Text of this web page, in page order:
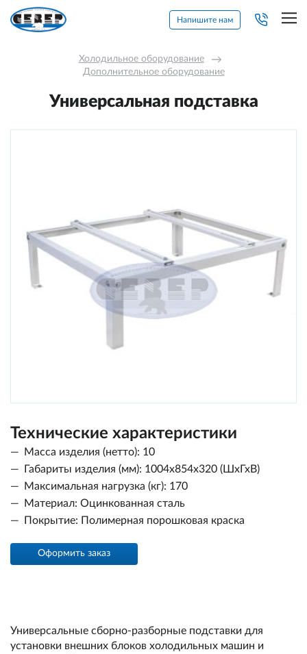
Напишите нам
Холодильное оборудование →
Дополнительное оборудование
Универсальная подставка
Технические характеристики
Масса изделия (нетто): 10
Габариты изделия (мм): 1004х854х320 (ШхГхВ)
Максимальная нагрузка (кг): 170
Материал: Оцинкованная сталь
Покрытие: Полимерная порошковая краска
Оформить заказ
Универсальные сборно-разборные подставки для
установки внешних блоков холодильных машин и